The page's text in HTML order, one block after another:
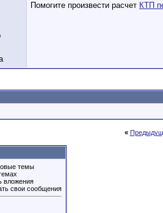
Помогите произвести расчет КТП
«
темы
вложения
свои сообщения